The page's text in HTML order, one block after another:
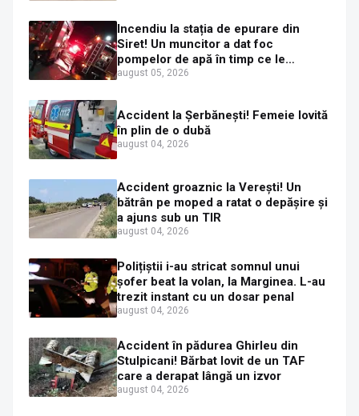
Incendiu la stația de epurare din
Siret! Un muncitor a dat foc
pompelor de apă în timp ce le
alimenta cu combustibil
august 05, 2026
Accident la Șerbănești! Femeie lovită
în plin de o dubă
august 04, 2026
Accident groaznic la Verești! Un
bătrân pe moped a ratat o depășire și
a ajuns sub un TIR
august 04, 2026
Polițiștii i-au stricat somnul unui
șofer beat la volan, la Marginea. L-au
trezit instant cu un dosar penal
august 04, 2026
Accident în pădurea Ghirleu din
Stulpicani! Bărbat lovit de un TAF
care a derapat lângă un izvor
august 04, 2026